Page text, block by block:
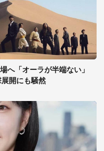
へ「オーラが半端ない」
開にも騒然